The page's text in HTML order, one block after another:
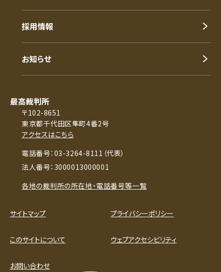
採用情報
お知らせ
最高裁判所
〒102-8651
東京都千代田区隼町4番2号
アクセスはこちら
電話番号：03-3264-8111（代表）
法人番号：3000013000001
各地の裁判所の所在地・電話番号等一覧
サイトマップ プライバシーポリシー
このサイトについて ウェブアクセシビリティ
お問い合わせ